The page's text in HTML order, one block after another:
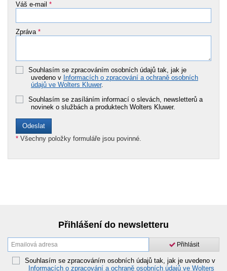
Váš e-mail *
Zpráva *
Souhlasím se zpracováním osobních údajů tak, jak je
uvedeno v Informacích o zpracování a ochraně osobních
údajů ve Wolters Kluwer.
Souhlasím se zasíláním informací o slevách, newsletterů a
novinek o službách a produktech Wolters Kluwer.
* Všechny položky formuláře jsou povinné.
Přihlášení do newsletteru
Přihlásit
Souhlasím se zpracováním osobních údajů tak, jak je uvedeno v
Informacích o zpracování a ochraně osobních údajů ve Wolters